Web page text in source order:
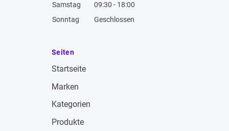
Samstag
09:30 - 18:00
Sonntag
Geschlossen
Seiten
Startseite
Marken
Kategorien
Produkte